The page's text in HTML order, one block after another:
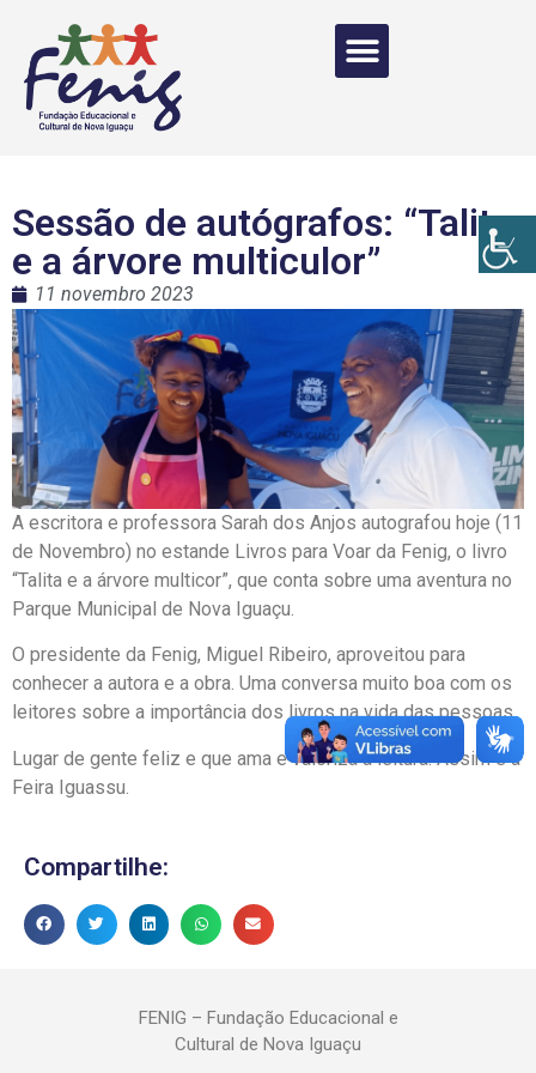
Sessão de autógrafos: “Talita
e a árvore multiculor”
11 novembro 2023
A escritora e professora Sarah dos Anjos autografou hoje (11
de Novembro) no estande Livros para Voar da Fenig, o livro
“Talita e a árvore multicor”, que conta sobre uma aventura no
Parque Municipal de Nova Iguaçu.
O presidente da Fenig, Miguel Ribeiro, aproveitou para
conhecer a autora e a obra. Uma conversa muito boa com os
leitores sobre a importância dos livros na vida das pessoas.
Lugar de gente feliz e que ama e valoriza a leitura. Assim é a
Feira Iguassu.
Compartilhe:
FENIG – Fundação Educacional e
Cultural de Nova Iguaçu